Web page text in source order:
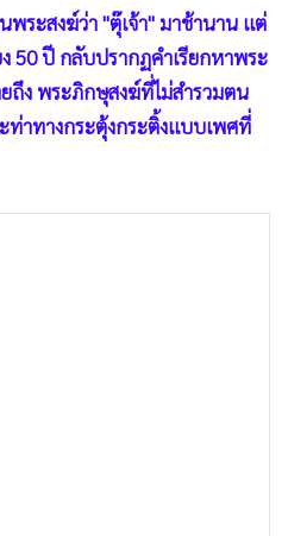
พระสงฆ์ว่า "ตุ๊เจ้า" มาช้านาน แต่
50 ปี กลับปรากฏคำเรียกหาพระ
ถึง พระภิกษุสงฆ์ที่ไม่สำรวมตน
าทางกระตุ้งกระติ้งแบบเพศที่